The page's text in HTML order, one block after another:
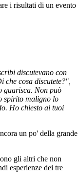
i risultati di un evento
discutevano con
cosa discutete?",
guarisca. Non può
spirito maligno lo
Ho chiesto ai tuoi
un po' della grande
gli altri che non
esperienze dei tre